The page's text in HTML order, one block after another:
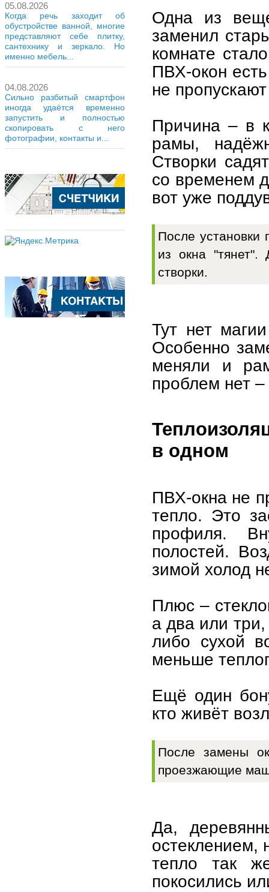
05.08.2026
Когда речь заходит об
обустройстве ванной, многие
представляют себе плитку,
сантехнику и зеркало. Но
именно мебель...
04.08.2026
Сильно разбитый смартфон
иногда удаётся временно
запустить и полностью
скопировать с него
фотографии, контакты и...
Одна из
заменил
комнате
ПВХ-окон
не
Причина – в
рамы,
Створки
со временем
вот уже
После установки
из окна
створки.
Тут нет
Особенно
меняли и
проблем нет
в одном
ПВХ-окна не
тепло. Это
профиля.
полостей.
зимой холод
Плюс –
а два или
либо сухой
меньше
Ещё один
кто живёт
После замены
проезжающие
Да,
остеклением,
тепло так
покосились